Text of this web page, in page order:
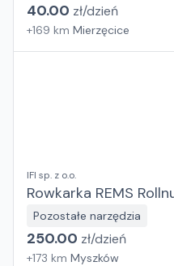
40.00 zł/dzień
+169 km Mierzęcice
IFI sp. z o.o.
Rowkarka REMS
Pozostałe narzędzia
250.00 zł/dzień
+173 km Myszków